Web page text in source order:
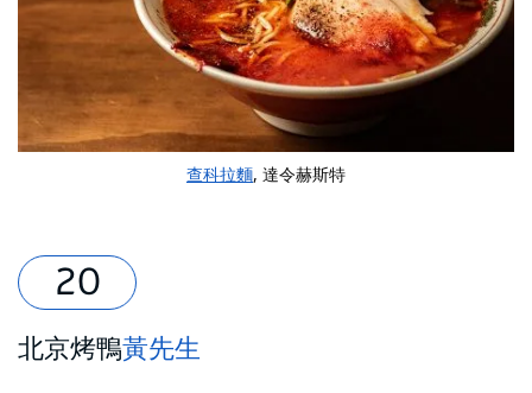
查科拉麵, 達令赫斯特
北京烤鴨黃先生